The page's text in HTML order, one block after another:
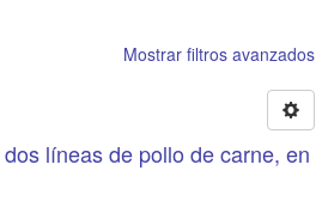
Mostrar filtros avanzados
líneas de pollo de carne, en